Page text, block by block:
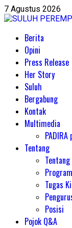
Skip
to
7 Agustus 2026
PrimaryBerita
Opini
Press Release
Her Story
Suluh
Bergabung
Kontak
Multimedia
Tentang
Program
Tugas
Posisi
Pojok Q&A